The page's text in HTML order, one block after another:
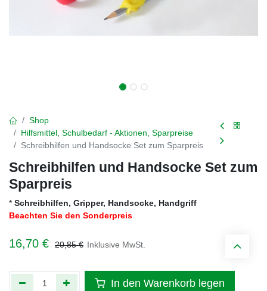
Shop
Hilfsmittel, Schulbedarf - Aktionen, Sparpreise
Schreibhilfen und Handsocke Set zum Sparpreis
Schreibhilfen und Handsocke Set zum
Sparpreis
* Schreibhilfen, Gripper, Handsocke, Handgriff
Beachten Sie den Sonderpreis
16,70 € 20,85€ Inklusive MwSt.
In den Warenkorb legen